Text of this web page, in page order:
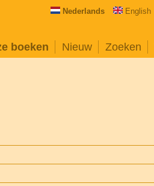
Nederlands English
boeken Nieuw Zoeken